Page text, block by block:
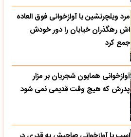
مرد ویلچرنشین با آوازخوانی فوق العاده
اش رهگذران خیابان را دور خودش
جمع کرد
آوازخوانی همایون شجریان بر مزار
پدرش که هیچ وقت قدیمی نمی شود